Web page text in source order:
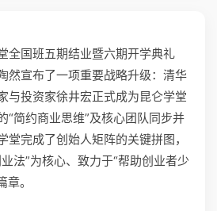
国班五期结业暨六期开学典礼
然宣布了一项重要战略升级：清华
与投资家徐井宏正式成为昆仑学堂
“简约商业思维”及核心团队同步并
堂完成了创始人矩阵的关键拼图，
法”为核心、致力于“帮助创业者少
。